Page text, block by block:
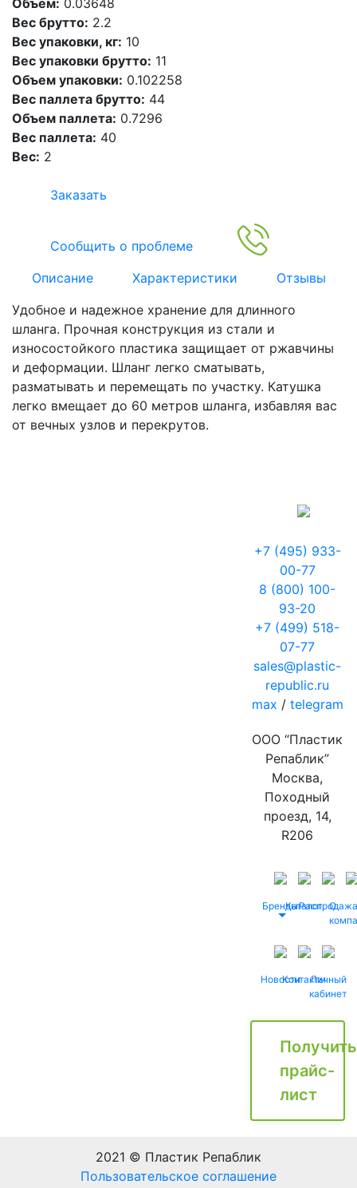
Объем: 0.03648
Вес брутто: 2.2
Вес упаковки, кг: 10
Вес упаковки брутто: 11
Объем упаковки: 0.102258
Вес паллета брутто: 44
Объем паллета: 0.7296
Вес паллета: 40
Вес: 2
Заказать
Сообщить о проблеме
Описание
Характеристики
Отзывы
Удобное и надежное хранение для длинного
шланга. Прочная конструкция из стали и
износостойкого пластика защищает от ржавчины
и деформации. Шланг легко сматывать,
разматывать и перемещать по участку. Катушка
легко вмещает до 60 метров шланга, избавляя вас
от вечных узлов и перекрутов.
+7 (495) 933-
00-77
8 (800) 100-
93-20
+7 (499) 518-
07-77
sales@plastic-
republic.ru
max / telegram
ООО “Пластик
Репаблик”
Москва,
Походный
проезд, 14,
R206
БрендыКаталог
Распродажа
О
НовостиКонтактыЛичный
кабинет
Получить
прайс-
лист
2021 © Пластик Репаблик
Пользовательское соглашение